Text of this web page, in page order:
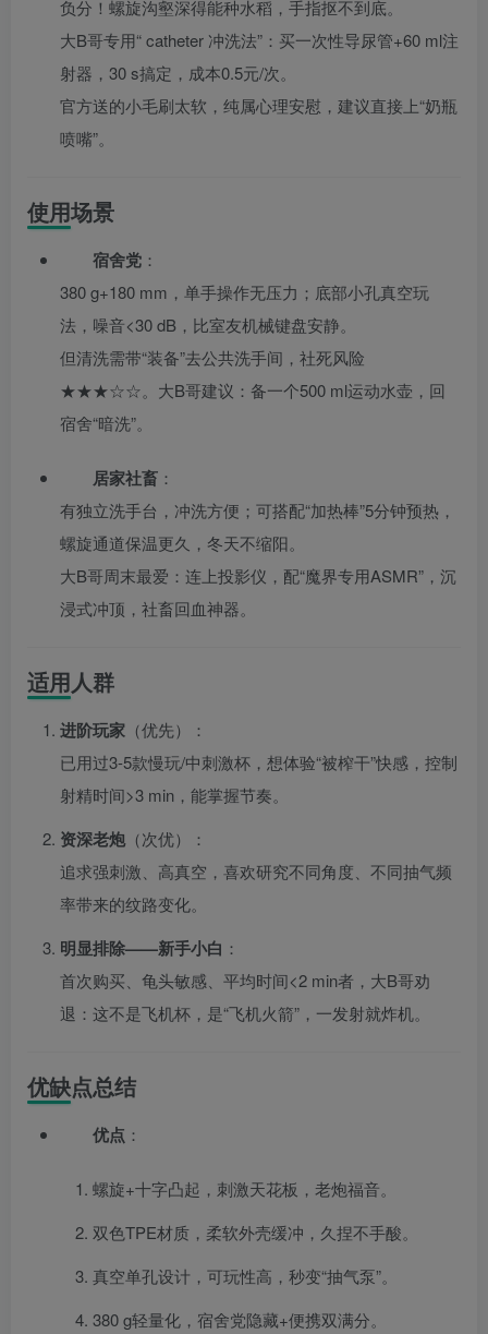
负分！螺旋沟壑深得能种水稻，手指抠不到底。
大B哥专用“ catheter 冲洗法”：买一次性导尿管+60 ml注
射器，30 s搞定，成本0.5元/次。
官方送的小毛刷太软，纯属心理安慰，建议直接上“奶瓶
喷嘴”。
使用场景
宿舍党 ：
380 g+180 mm，单手操作无压力；底部小孔真空玩
法，噪音<30 dB，比室友机械键盘安静。
但清洗需带“装备”去公共洗手间，社死风险
★★★☆☆。大B哥建议：备一个500 ml运动水壶，回
宿舍“暗洗”。
居家社畜 ：
有独立洗手台，冲洗方便；可搭配“加热棒”5分钟预热，
螺旋通道保温更久，冬天不缩阳。
大B哥周末最爱：连上投影仪，配“魔界专用ASMR”，沉
浸式冲顶，社畜回血神器。
适用人群
进阶玩家 （优先）：
已用过3-5款慢玩/中刺激杯，想体验“被榨干”快感，控制
射精时间>3 min，能掌握节奏。
资深老炮（次优）：
追求强刺激、高真空，喜欢研究不同角度、不同抽气频
率带来的纹路变化。
明显排除——新手小白 ：
首次购买、龟头敏感、平均时间<2 min者，大B哥劝
退：这不是飞机杯，是“飞机火箭”，一发射就炸机。
优缺点总结
优点 ：
螺旋+十字凸起，刺激天花板，老炮福音。
双色TPE材质，柔软外壳缓冲，久捏不手酸。
真空单孔设计，可玩性高，秒变“抽气泵”。
380 g轻量化，宿舍党隐藏+便携双满分。